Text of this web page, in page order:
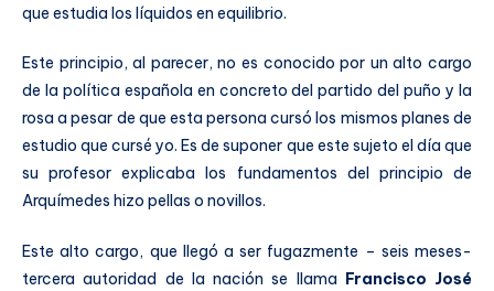
que estudia los líquidos en equilibrio.
Este principio, al parecer, no es conocido por un alto cargo
de la política española en concreto del partido del puño y la
rosa a pesar de que esta persona cursó los mismos planes de
estudio que cursé yo. Es de suponer que este sujeto el día que
su profesor explicaba los fundamentos del principio de
Arquímedes hizo pellas o novillos.
Este alto cargo, que llegó a ser fugazmente – seis meses-
tercera autoridad de la nación se llama Francisco José